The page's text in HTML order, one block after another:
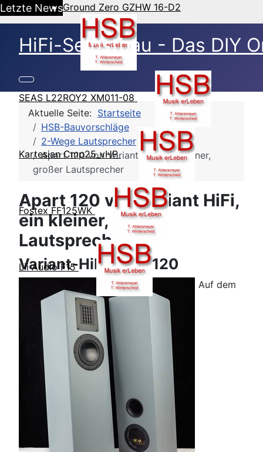
Letzte NewsGround Zero GZHW 16-D2
SEAS L22ROY2 XM011-08
Kartesian Cmp25_vHP
Fostex FF125WK
Lii Audio F15
HiFi-Selbstbau - Das DIY
Aktuelle Seite: Startseite
HSB-Bauvorschläge
2-Wege Lautsprecher
Apart 120 von Variant HiFi, ein kleiner,
großer Lautsprecher
Apart 120 von Variant HiFi,
ein kleiner, großer
Lautsprecher
Variant-HiFi Apart120
Auf dem